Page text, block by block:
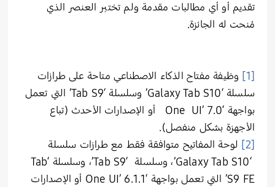
تقديم أو أي مطالبات مقدمة ولم تختبر العنصر الذي
مُنحت له الجائزة.
[1]
وظيفة مفتاح الذكاء الاصطناعي متاحة على طرازات
سلسلة ‘Galaxy Tab S10’ وسلسلة ‘Tab S9’ التي تعمل
بواجهة ‘One UI’ 7.0 أو الإصدارات الأحدث (تباع
الأجهزة بشكل منفصل).
[2]
لوحة المفاتيح متوافقة فقط مع طرازات سلسلة
‘Galaxy Tab S10’، وسلسلة ‘Tab S9’، وسلسلة ‘Tab
S9 FE’ التي تعمل بواجهة ‘One UI’ 6.1.1 أو الإصدارات